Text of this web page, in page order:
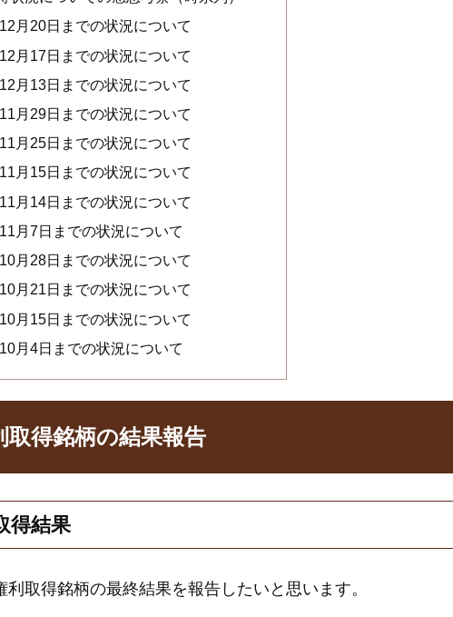
12月20日までの状況について
12月17日までの状況について
12月13日までの状況について
11月29日までの状況について
11月25日までの状況について
11月15日までの状況について
11月14日までの状況について
11月7日までの状況について
10月28日までの状況について
10月21日までの状況について
10月15日までの状況について
10月4日までの状況について
取得銘柄の結果報告
得結果
取得銘柄の最終結果を報告したいと思います。